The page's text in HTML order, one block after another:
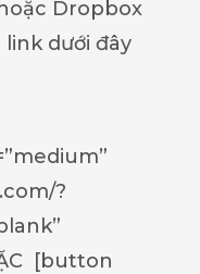
Dropbox
dưới đây
?
[button